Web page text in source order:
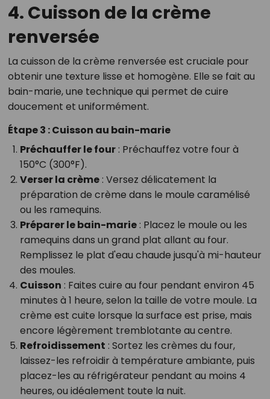
4. Cuisson de la crème
renversée
La cuisson de la crème renversée est cruciale pour
obtenir une texture lisse et homogène. Elle se fait au
bain-marie, une technique qui permet de cuire
doucement et uniformément.
Étape 3 : Cuisson au bain-marie
Préchauffer le four: Préchauffez votre four à
150°C (300°F).
Verser la crème: Versez délicatement la
préparation de crème dans le moule caramélisé
ou les ramequins.
Préparer le bain-marie: Placez le moule ou les
ramequins dans un grand plat allant au four.
Remplissez le plat d'eau chaude jusqu'à mi-hauteur
des moules.
Cuisson : Faites cuire au four pendant environ 45
minutes à 1 heure, selon la taille de votre moule. La
crème est cuite lorsque la surface est prise, mais
encore légèrement tremblotante au centre.
Refroidissement : Sortez les crèmes du four,
laissez-les refroidir à température ambiante, puis
placez-les au réfrigérateur pendant au moins 4
heures, ou idéalement toute la nuit.